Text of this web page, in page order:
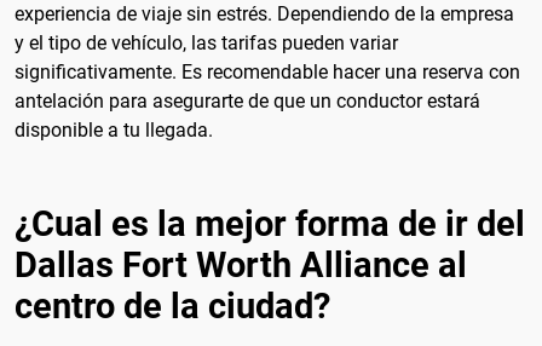
experiencia de viaje sin estrés. Dependiendo de la empresa
y el tipo de vehículo, las tarifas pueden variar
significativamente. Es recomendable hacer una reserva con
antelación para asegurarte de que un conductor estará
disponible a tu llegada.
¿Cual es la mejor forma de ir del
Dallas Fort Worth Alliance al
centro de la ciudad?